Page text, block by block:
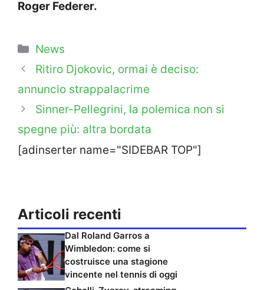
Roger Federer.
Categorie
News
Ritiro Djokovic, ormai è deciso:
annuncio strappalacrime
Sinner-Pellegrini, la polemica non si
spegne più: altra bordata
[adinserter name="SIDEBAR TOP"]
Articoli recenti
Dal Roland Garros a
Wimbledon: come si
costruisce una stagione
vincente nel tennis di oggi